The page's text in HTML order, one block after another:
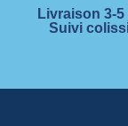
Livraison 3-
Suivi